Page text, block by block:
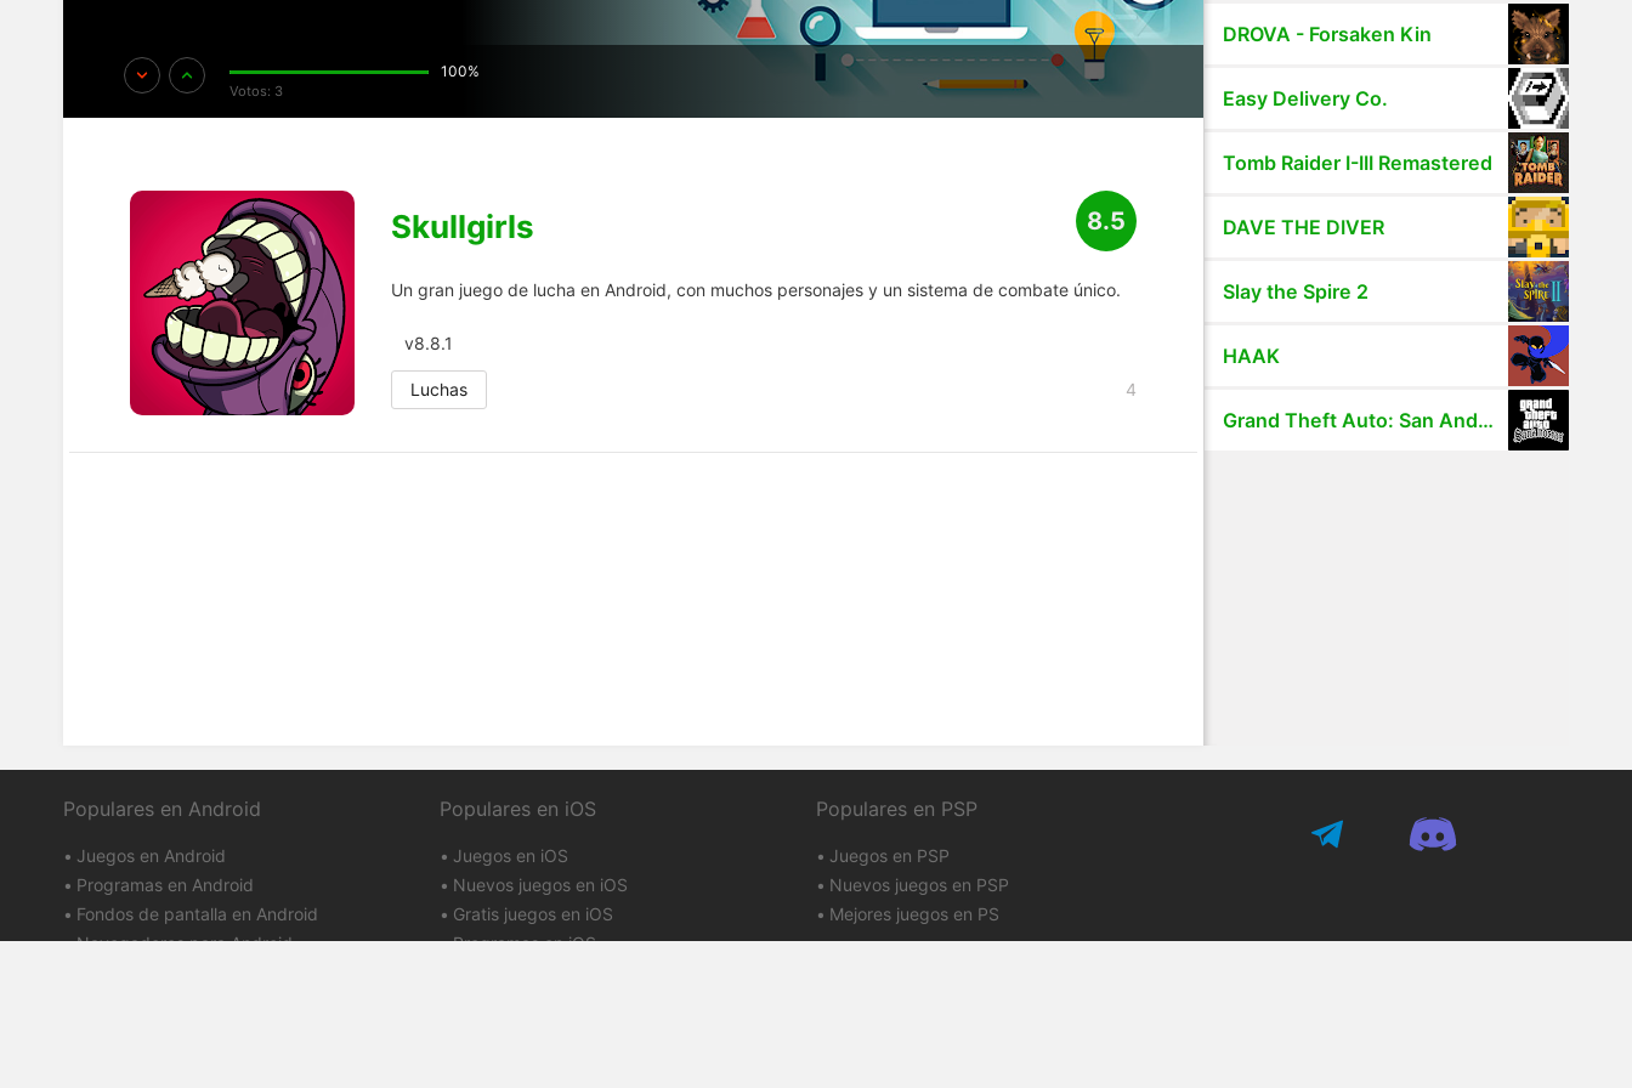
100%
Votos: 3
8.5
Skullgirls
Un gran juego de lucha en Android, con muchos personajes y un sistema de combate único.
v8.8.1
Luchas 4
DROVA - Forsaken Kin
Easy Delivery Co.
Tomb Raider I-III Remastered
DAVE THE DIVER
Slay the Spire 2
HAAK
Grand Theft Auto: San Andreas
Populares en Android
Juegos en Android
Programas en Android
Fondos de pantalla en Android
Navegadores para Android
Populares en iOS
Juegos en iOS
Nuevos juegos en iOS
Gratis juegos en iOS
Programas en iOS
Populares en PSP
Juegos en PSP
Nuevos juegos en PSP
Mejores juegos en PS